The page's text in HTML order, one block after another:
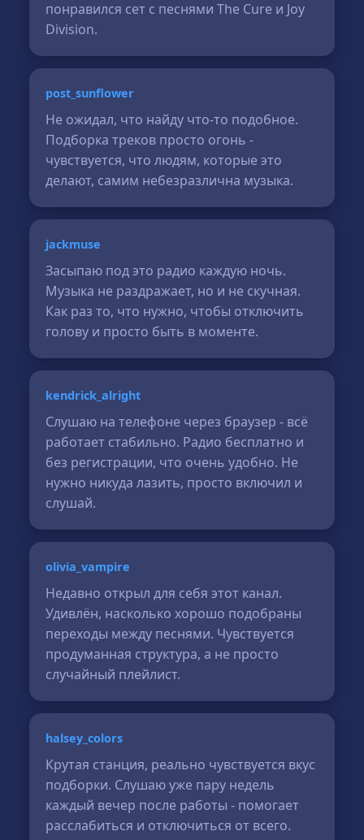
понравился сет с песнями The Cure и Joy
Division.
post_sunflower
Не ожидал, что найду что-то подобное.
Подборка треков просто огонь -
чувствуется, что людям, которые это
делают, самим небезразлична музыка.
jackmuse
Засыпаю под это радио каждую ночь.
Музыка не раздражает, но и не скучная.
Как раз то, что нужно, чтобы отключить
голову и просто быть в моменте.
kendrick_alright
Слушаю на телефоне через браузер - всё
работает стабильно. Радио бесплатно и
без регистрации, что очень удобно. Не
нужно никуда лазить, просто включил и
слушай.
olivia_vampire
Недавно открыл для себя этот канал.
Удивлён, насколько хорошо подобраны
переходы между песнями. Чувствуется
продуманная структура, а не просто
случайный плейлист.
halsey_colors
Крутая станция, реально чувствуется вкус
подборки. Слушаю уже пару недель
каждый вечер после работы - помогает
расслабиться и отключиться от всего.